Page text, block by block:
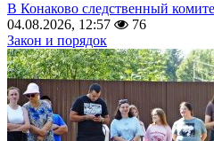
В Конаково следственный
04.08.2026, 12:57
76
Закон и порядок